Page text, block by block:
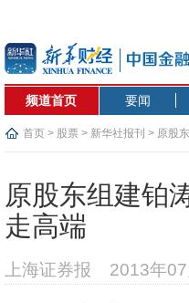
频道首页 要闻
首页 > 股票 > 新华社报刊 > 原股
原股东组建铂
走高端
上海证券报 2013年